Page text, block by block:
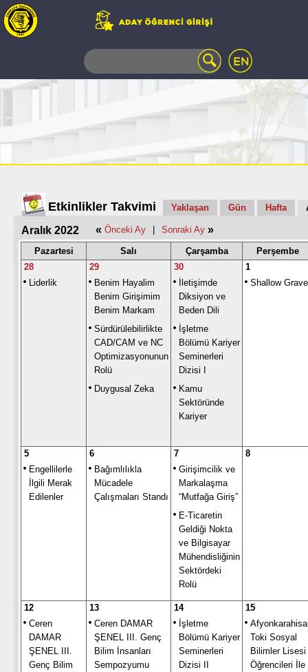
TELEFON
AÇILAN
UZAKTAN
EĞİTİM
KAMPÜSTE
YAŞAM
KÜTÜPHANE
PORTALI
Etkinlikler Takvimi Yaklaşan Gün Hafta
Aralık 2022 « Önceki Ay | Sonraki Ay »
Pazartesi Salı Çarşamba
Perşembe
28
Liderlik
29
Benim Hayalim
Benim Girişimim
Benim Markam
Sürdürülebilirlikte
CAD/CAM ve NC
Optimizasyonunun
Rolü
Duygusal Zeka
30
İletişimde
Diksiyon ve
Beden Dili
İşletme
Bölümü Kariyer
Seminerleri
Dizisi I
Kamu
Sektöründe
Kariyer
1
Shallow Grave
5
Engellilerle
İlgili Merak
Edilenler
6
Bağımlılıkla
Mücadele
Çalışmaları Standı
7
Girişimcilik ve
Markalaşma
“Mutfağa Giriş”
E-Ticaretin
Geldiği Nokta
ve Bilgisayar
Mühendisliğinin
Sektördeki
Rolü
8
12
Ceren
DAMAR
ŞENEL III.
Genç Bilim
13
Ceren DAMAR
ŞENEL III. Genç
Bilim İnsanları
Sempozyumu
14
İşletme
Bölümü Kariyer
Seminerleri
Dizisi II
15
Toki Sosyal
Bilimler Lisesi
Öğrencileri İle